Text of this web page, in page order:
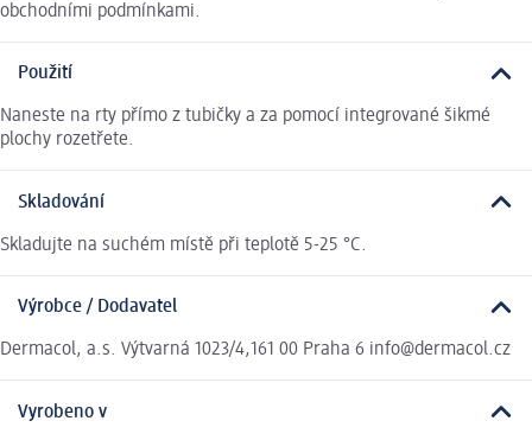
obchodními podmínkami.
Použití
Naneste na rty přímo z tubičky a za pomocí integrované šikmé
plochy rozetřete.
Skladování
Skladujte na suchém místě při teplotě 5-25 °C.
Výrobce / Dodavatel
Dermacol, a.s. Výtvarná 1023/4,161 00 Praha 6 info@dermacol.cz
Vyrobeno v